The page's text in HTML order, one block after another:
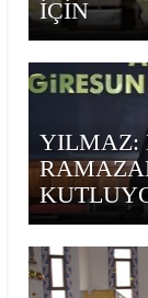
İÇİN
YILMAZ: